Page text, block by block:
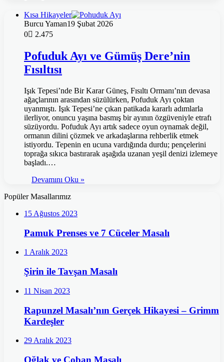
Kısa Hikayeler
Burcu Yaman19 Şubat 2026
0
2.475
Pofuduk Ayı ve Gümüş Dere’nin
Fısıltısı
Işık Tepesi’nde Bir Karar Güneş, Fısıltı Ormanı’nın devasa
ağaçlarının arasından süzülürken, Pofuduk Ayı çoktan
uyanmıştı. Işık Tepesi’ne çıkan patikada kararlı adımlarla
ilerliyor, onuncu yaşına basmış bir ayının özgüveniyle etrafı
süzüyordu. Pofuduk Ayı artık sadece oyun oynamak değil,
ormanın dilini çözmek ve arkadaşlarına rehberlik etmek
istiyordu. Tepenin en ucuna vardığında durdu; pençelerini
toprağa sıkıca bastırarak aşağıda uzanan yeşil denizi izlemeye
başladı.…
Devamını Oku »
Popüler Masallarımız
15 Ağustos 2023
Pamuk Prenses ve 7 Cüceler Masalı
1 Aralık 2023
Şirin ile Tavşan Masalı
11 Nisan 2023
Rapunzel Masalı’nın Gerçek Hikayesi – Grimm
Kardeşler
29 Aralık 2023
Oğlak ve Çoban Masalı